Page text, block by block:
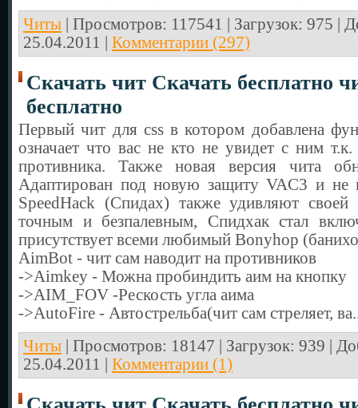
Читы | Просмотров: 117541 | Загрузок: 975 |
25.04.2011
Комментарии (297)
Скачать чит Скачать бесплатно
бесплатно
Первый чит для css в котором добавлена
означает что вас не кто не увидет с ним
противника. Также новая версия чита
Адаптирован под новую защиту VAC3 и не
SpeedHack (Спидах) также удивляют своей
точным и безпалевным, Спидхак стал
присутствует всеми любимый Bonyhop
AimBot - чит сам наводит на противников
->Aimkey - Можна пробиндить аим на кнопку
->AIM_FOV -Рескость угла аима
->AutoFire - Автострельба(чит сам стреляет,
Читы | Просмотров: 18147 | Загрузок: 939 |
25.04.2011
Комментарии (1)